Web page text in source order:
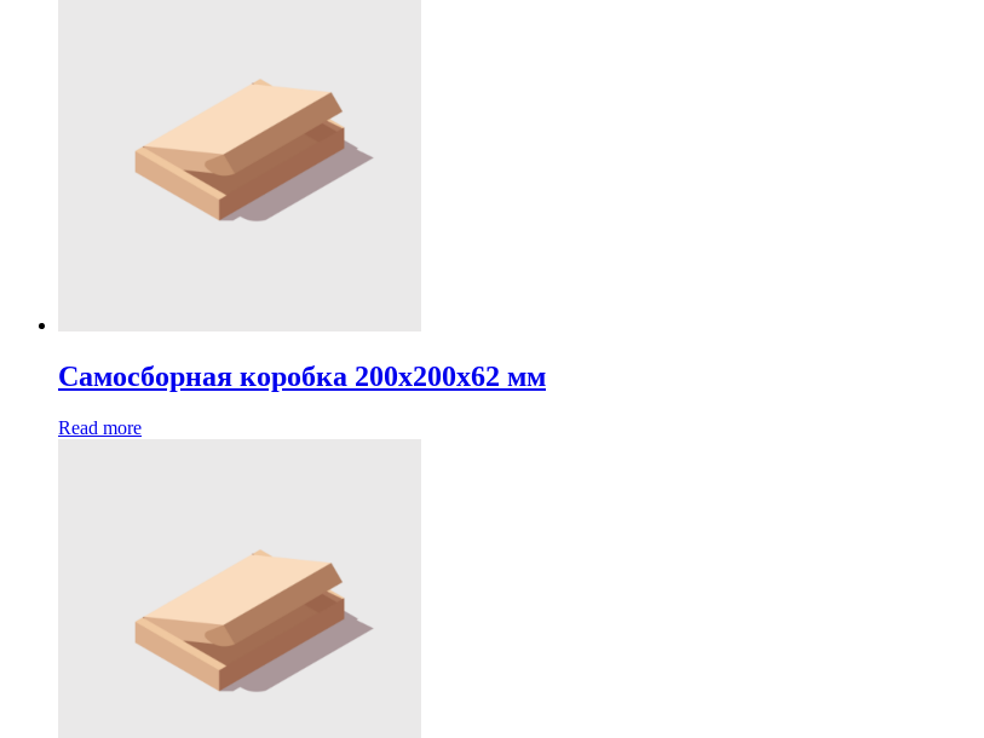
Самосборная коробка 200х200х62 мм
Read more